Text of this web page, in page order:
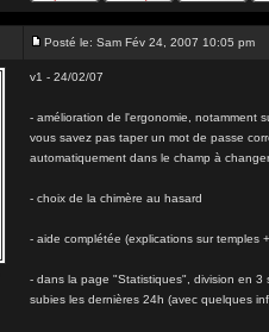
Posté le: Sam Fév 24, 2007 10:05 pm
v1 - 24/02/07
- amélioration de l'ergonomie, notamment
vous savez pas taper un mot de passe
automatiquement dans le champ à
- choix de la chimère au hasard
- aide complétée (explications sur temples
- dans la page "Statistiques", division en
subies les dernières 24h (avec quelques